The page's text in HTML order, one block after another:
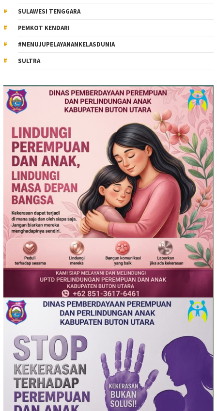
SULAWESI TENGGARA
PEMKOT KENDARI
#MENUJUPELAYANANKELASDUNIA
SULTRA